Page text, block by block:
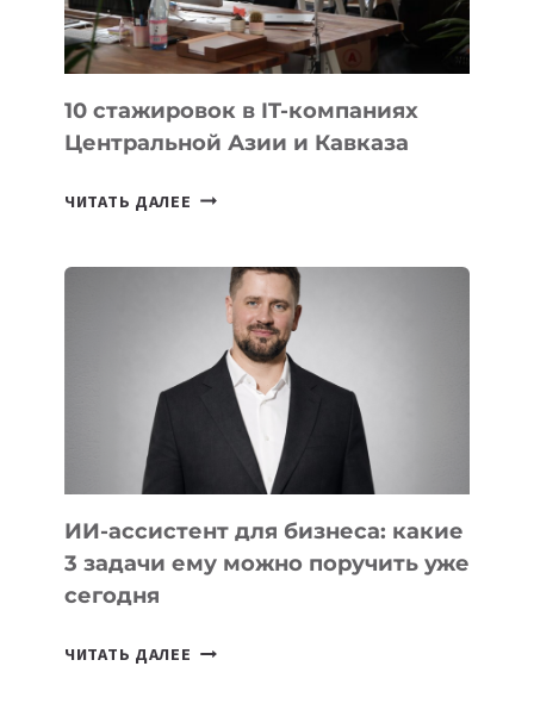
ОЛИМПИАДЕ
ПО
ИИ
10 стажировок в IT-компаниях
Центральной Азии и Кавказа
ЧИТАТЬ ДАЛЕЕ 10
КОМПАНИЯХ
ЦЕНТРАЛЬНОЙ
АЗИИ
КАВКАЗА
ИИ-ассистент для бизнеса: какие
3 задачи ему можно поручить уже
сегодня
ЧИТАТЬ ДАЛЕЕ ИИ-